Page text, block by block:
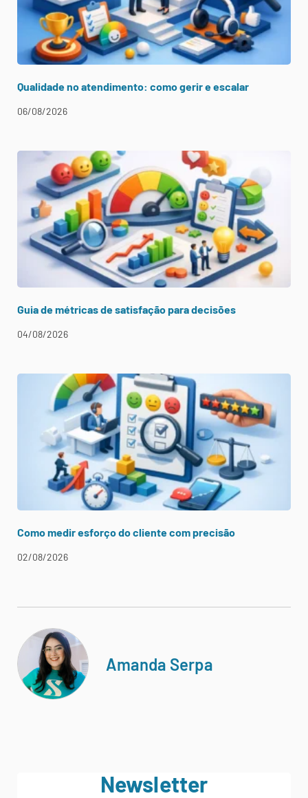
Qualidade no atendimento: como gerir e escalar
06/08/2026
Guia de métricas de satisfação para decisões
04/08/2026
Como medir esforço do cliente com precisão
02/08/2026
Amanda Serpa
Newsletter